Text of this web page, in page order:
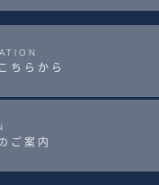
ご案内
ちらから